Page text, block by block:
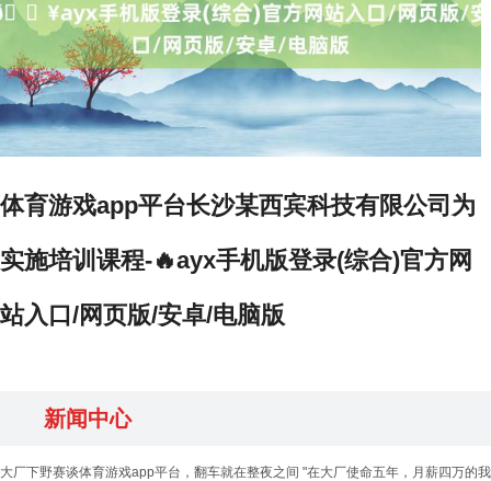
体育游戏app平台长沙某西宾科技有限公司为
实施培训课程-🔥ayx手机版登录(综合)官方网
站入口/网页版/安卓/电脑版
新闻中心
大厂下野赛谈体育游戏app平台，翻车就在整夜之间 "在大厂使命五年，月薪四万的我